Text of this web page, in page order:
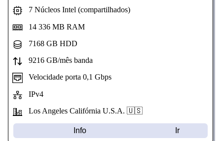
7 Núcleos Intel (compartilhados)
14 336 MB RAM
7168 GB HDD
9216 GB/mês banda
Velocidade porta 0,1 Gbps
IPv4
Los Angeles Califórnia U.S.A. 🇺🇸
Info Ir